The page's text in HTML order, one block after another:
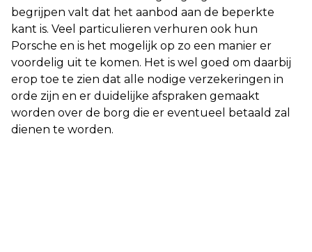
begrijpen valt dat het aanbod aan de beperkte
kant is. Veel particulieren verhuren ook hun
Porsche en is het mogelijk op zo een manier er
voordelig uit te komen. Het is wel goed om daarbij
erop toe te zien dat alle nodige verzekeringen in
orde zijn en er duidelijke afspraken gemaakt
worden over de borg die er eventueel betaald zal
dienen te worden.